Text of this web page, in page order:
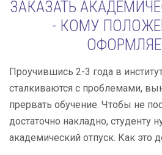
ЗАКАЗАТЬ
- КОМУ
Проучившись 2-3 года в
сталкиваются с проблемами,
прервать обучение. Чтобы не
достаточно накладно, студенту
академический отпуск. Как это